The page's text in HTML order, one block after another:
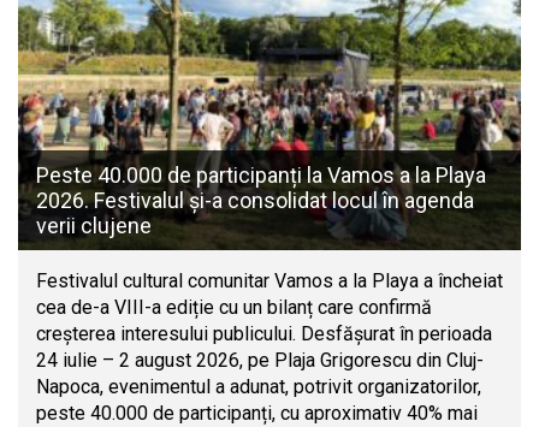
Peste 40.000 de participanți la Vamos a la Playa
2026. Festivalul și-a consolidat locul în agenda
verii clujene
Festivalul cultural comunitar Vamos a la Playa a încheiat
cea de-a VIII-a ediție cu un bilanț care confirmă
creșterea interesului publicului. Desfășurat în perioada
24 iulie – 2 august 2026, pe Plaja Grigorescu din Cluj-
Napoca, evenimentul a adunat, potrivit organizatorilor,
peste 40.000 de participanți, cu aproximativ 40% mai